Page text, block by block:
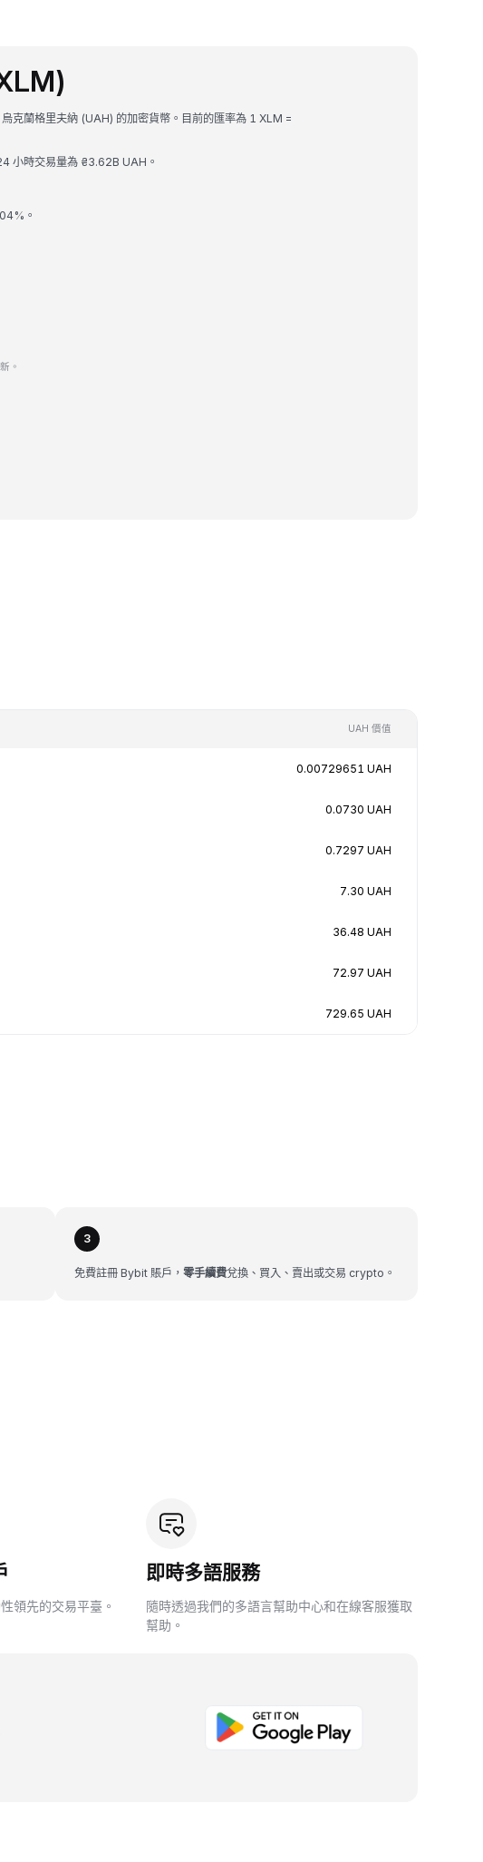
克蘭格里夫納 (UAH) 的加密貨幣。目前的匯率為 1 XLM =
小時交易量為 ₴3.62B UAH。
。
。
UAH 價值
0.00729651 UAH
0.0730 UAH
0.7297 UAH
7.30 UAH
36.48 UAH
72.97 UAH
729.65 UAH
3
免費註冊 Bybit 賬戶， 零手續費兌換、買入、賣出或交易 crypto。
領先的交易平臺。
即時多語服務
隨時透過我們的多語言幫助中心和在線客服獲取
幫助。